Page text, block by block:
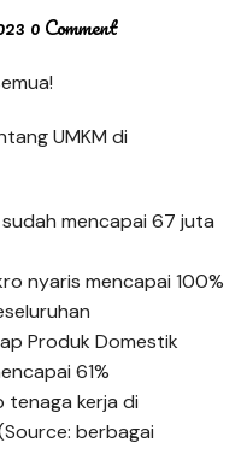
0 Comment
UMKM di
mencapai 67 juta
nyaris mencapai 100%
Produk Domestik
61%
tenaga kerja di
berbagai